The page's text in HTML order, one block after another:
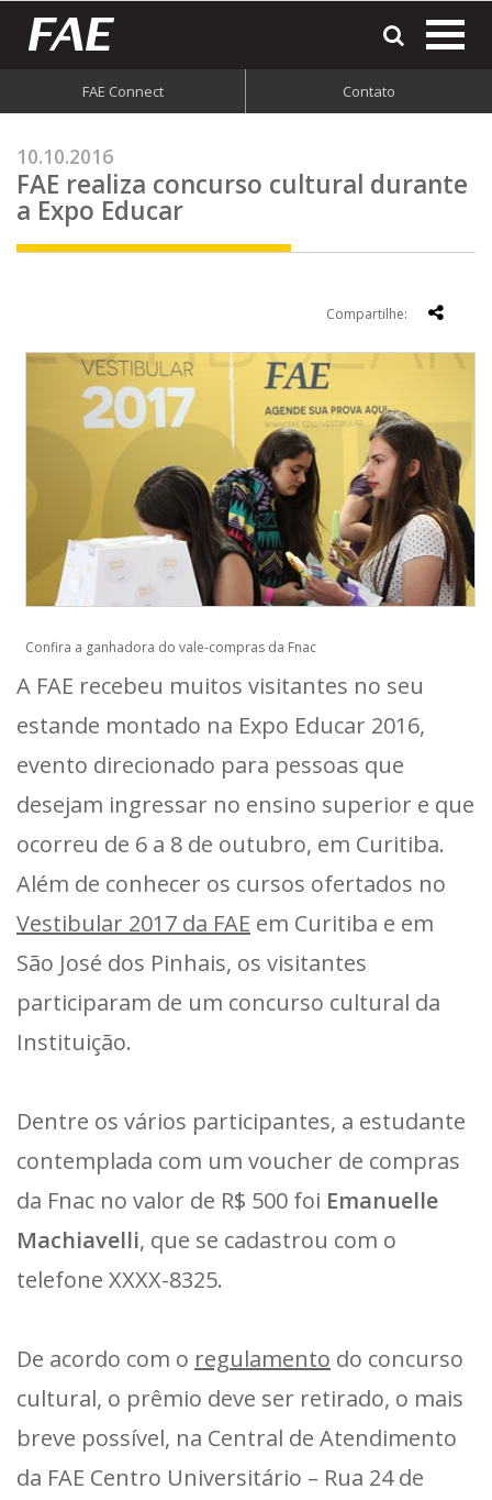
FAE Connect Contato
10.10.2016
FAE realiza concurso cultural durante
a Expo Educar
Compartilhe:
Confira a ganhadora do vale-compras da Fnac
A FAE recebeu muitos visitantes no seu
estande montado na Expo Educar 2016,
evento direcionado para pessoas que
desejam ingressar no ensino superior e que
ocorreu de 6 a 8 de outubro, em Curitiba.
Além de conhecer os cursos ofertados no
Vestibular 2017 da FAE em Curitiba e em
São José dos Pinhais, os visitantes
participaram de um concurso cultural da
Instituição.
Dentre os vários participantes, a estudante
contemplada com um voucher de compras
da Fnac no valor de R$ 500 foi Emanuelle
Machiavelli, que se cadastrou com o
telefone XXXX-8325.
De acordo com o regulamento do concurso
cultural, o prêmio deve ser retirado, o mais
breve possível, na Central de Atendimento
da FAE Centro Universitário – Rua 24 de